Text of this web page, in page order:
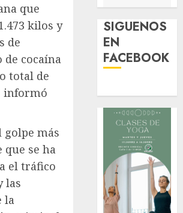
que
kilos y
de
cocaína
total de
informó
golpe más
se ha
el tráfico
las
la
SIGUENOS
EN
FACEBOOK